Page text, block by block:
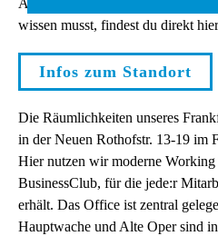
Alles, was du über uns und über
wissen musst, findest du direkt
Infos zum Standort
Die Räumlichkeiten unseres
in derNeuen Rothofstr. 13-19 im
Hier nutzen wir moderne Working
BusinessClub, für die jede:r
erhält. Das Office ist zentral
Hauptwache und Alte Oper sind